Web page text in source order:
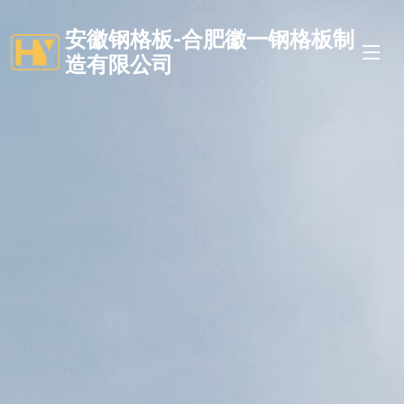
安徽钢格板-合肥徽一钢格板制
造有限公司